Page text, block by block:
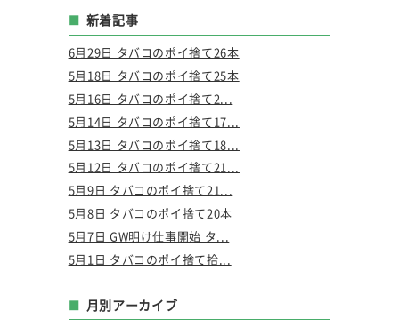
新着記事
6月29日 タバコのポイ捨て26本
5月18日 タバコのポイ捨て25本
5月16日 タバコのポイ捨て2...
5月14日 タバコのポイ捨て17...
5月13日 タバコのポイ捨て18...
5月12日 タバコのポイ捨て21...
5月9日 タバコのポイ捨て21...
5月8日 タバコのポイ捨て20本
5月7日 GW明け仕事開始 タ...
5月1日 タバコのポイ捨て拾...
月別アーカイブ